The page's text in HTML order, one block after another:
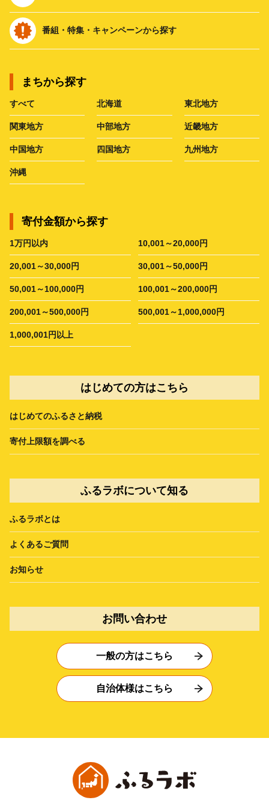
番組・特集・キャンペーンから探す
まちから探す
すべて 北海道 東北地方
関東地方 中部地方 近畿地方
中国地方 四国地方 九州地方
沖縄
寄付金額から探す
1万円以内 10,001～20,000円
20,001～30,000円 30,001～50,000円
50,001～100,000円 100,001～200,000円
200,001～500,000円 500,001～1,000,000円
1,000,001円以上
はじめての方はこちら
はじめてのふるさと納税
寄付上限額を調べる
ふるラボについて知る
ふるラボとは
よくあるご質問
お知らせ
お問い合わせ
一般の方はこちら
自治体様はこちら